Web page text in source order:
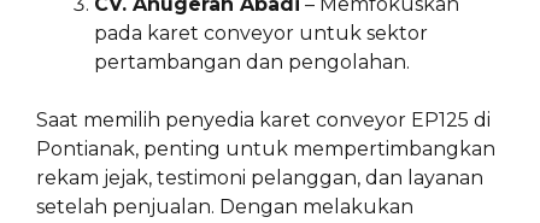
pada karet conveyor untuk sektor
pertambangan dan pengolahan.
Saat memilih penyedia karet conveyor EP125 di
Pontianak, penting untuk mempertimbangkan
rekam jejak, testimoni pelanggan, dan layanan
setelah penjualan. Dengan melakukan